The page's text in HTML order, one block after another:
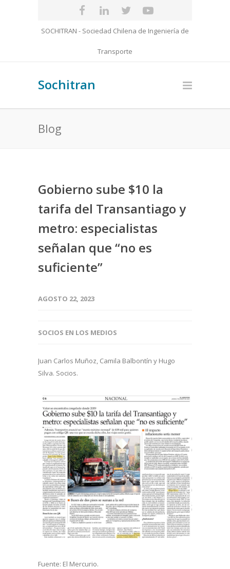
SOCHITRAN - Sociedad Chilena de Ingeniería de
Transporte
Sochitran
Blog
Gobierno sube $10 la
tarifa del Transantiago y
metro: especialistas
señalan que “no es
suficiente”
AGOSTO 22, 2023
SOCIOS EN LOS MEDIOS
Juan Carlos Muñoz, Camila Balbontín y Hugo
Silva. Socios.
Fuente: El Mercurio.